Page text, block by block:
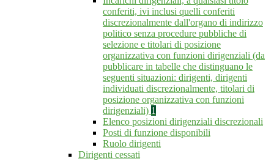
conferiti, ivi inclusi quelli conferiti
discrezionalmente dall'organo di indirizzo
politico senza procedure pubbliche di
selezione e titolari di posizione
organizzativa con funzioni dirigenziali (da
pubblicare in tabelle che distinguano le
seguenti situazioni: dirigenti, dirigenti
individuati discrezionalmente, titolari di
posizione organizzativa con funzioni
dirigenziali) 1
Elenco posizioni dirigenziali discrezionali
Posti di funzione disponibili
Ruolo dirigenti
Dirigenti cessati